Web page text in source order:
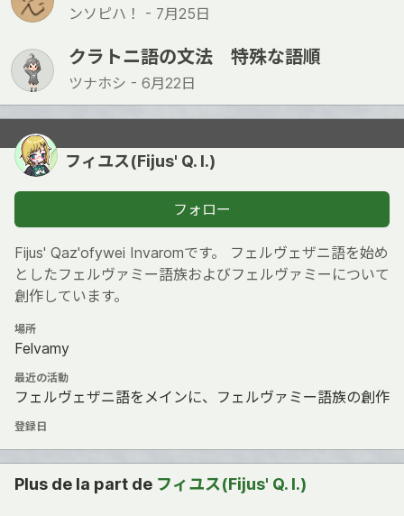
ンソピハ！ - 7月25日
クラトニ語の文法 特殊な語順
ツナホシ - 6月22日
フィユス(Fijus' Q. I.)
フォロー
Fijus' Qaz'ofywei Invaromです。 フェルヴェザニ語を始め
としたフェルヴァミー語族およびフェルヴァミーについて
創作しています。
場所
Felvamy
最近の活動
フェルヴェザニ語をメインに、フェルヴァミー語族の創作
登録日
Plus de la part de フィユス(Fijus' Q. I.)